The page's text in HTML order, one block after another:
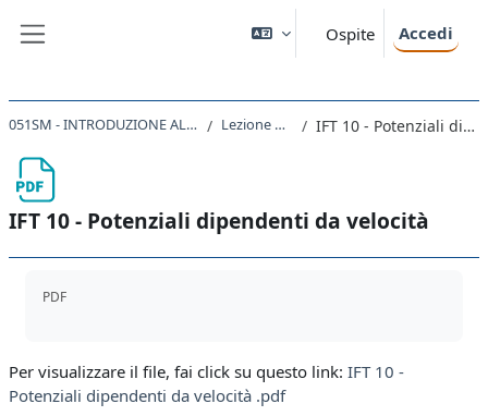
Ospite Accedi
051SM - INTRODUZIONE ALLA FISICA TEORICA 2023 Lezione 10 - 27/03/24 IFT 10 - Potenziali dipendenti da velocità
IFT 10 - Potenziali dipendenti da velocità
PDF
Per visualizzare il file, fai click su questo link: IFT 10 -
Potenziali dipendenti da velocità .pdf